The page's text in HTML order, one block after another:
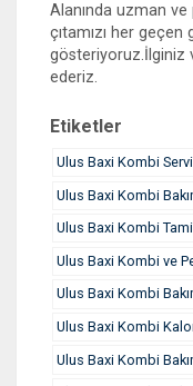
Alanında uzman
çıtamızı her
gösteriyoruz.İlginiz
ederiz.
Etiketler
Ulus Baxi Kombi
Ulus Baxi Kombi
Ulus Baxi Kombi
Ulus Baxi Kombi ve
Ulus Baxi Kombi
Ulus Baxi Kombi
Ulus Baxi Kombi